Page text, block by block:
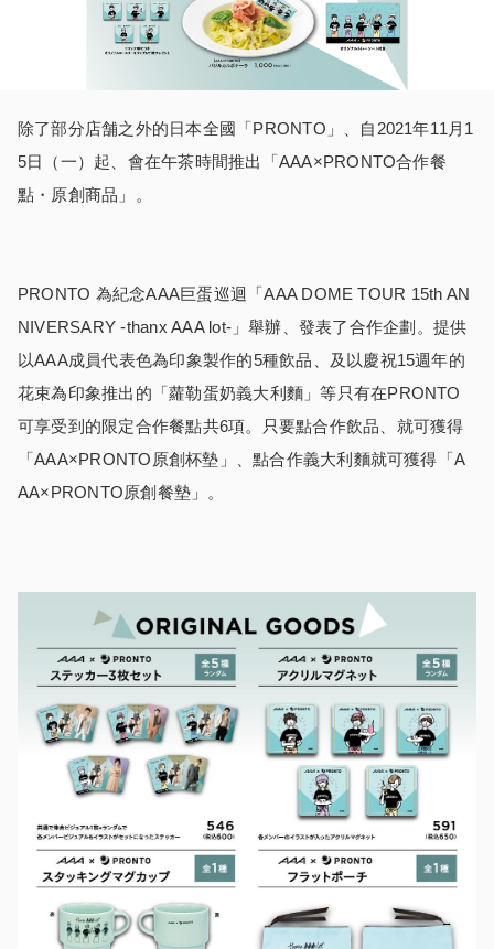
除了部分店舗之外的日本全國「PRONTO」、自2021年11月1
5日（一）起、會在午茶時間推出「AAA×PRONTO合作餐
點・原創商品」。
PRONTO 為紀念AAA巨蛋巡迴「AAA DOME TOUR 15th AN
NIVERSARY -thanx AAA lot-」舉辦、發表了合作企劃。提供
以AAA成員代表色為印象製作的5種飲品、及以慶祝15週年的
花束為印象推出的「蘿勒蛋奶義大利麵」等只有在PRONTO
可享受到的限定合作餐點共6項。只要點合作飲品、就可獲得
「AAA×PRONTO原創杯墊」、點合作義大利麵就可獲得「A
AA×PRONTO原創餐墊」。